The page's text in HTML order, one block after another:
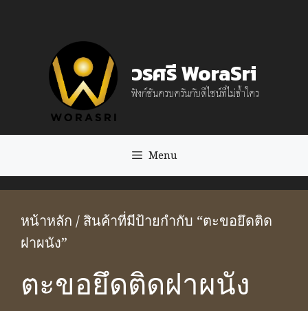
วรศรี WoraSri
ฟังก์ชันครบครันกับดีไซน์ที่ไม่ซ้ำใคร
Menu
หน้าหลัก / สินค้าที่มีป้ายกำกับ “ตะขอยึดติด
ฝาผนัง”
ตะขอยึดติดฝาผนัง